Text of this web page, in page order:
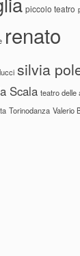
piccolo teatro
renato
silvia
Scala teatro delle
Torinodanza Valerio